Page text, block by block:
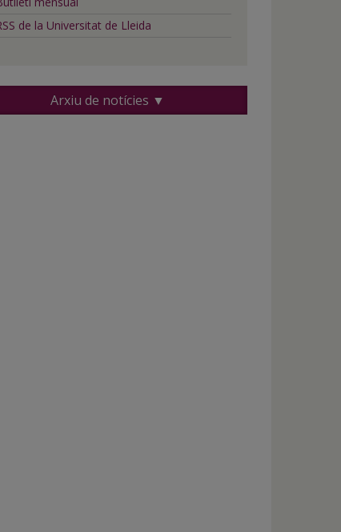
de la Universitat de Lleida
Arxiu de notícies ▼